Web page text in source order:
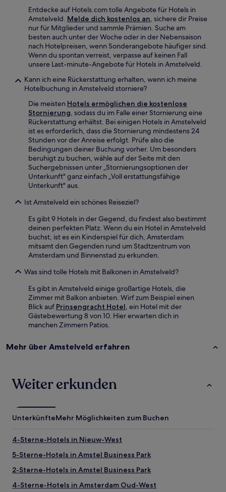
Entdecke auf Hotels.com tolle Angebote für Hotels in
Amstelveld. Melde dich kostenlos an, sichere dir Preise
nur für Mitglieder und sammle Prämien. Suche am
besten auch unter der Woche oder in der Nebensaison
nach Hotelpreisen, wenn Sonderangebote häufiger sind.
Wenn du spontan verreist, verpasse auf keinen Fall
unsere Last-minute-Angebote für Hotels in Amstelveld.
Kann ich eine Rückerstattung erhalten, wenn ich meine
Hotelbuchung in Amstelveld storniere?
Die meisten Hotels ermöglichen die kostenlose
Stornierung, sodass du im Falle einer Stornierung eine
Rückerstattung erhältst. Bei einigen Hotels in Amstelveld
ist es erforderlich, dass die Stornierung mindestens 24
Stunden vor der Anreise erfolgt. Prüfe also die
Bedingungen deiner Buchung vorher. Um besonders
beruhigt zu buchen, wähle auf der Seite mit den
Suchergebnissen unter „Stornierungsoptionen der
Unterkunft" ganz einfach „Voll erstattungsfähige
Unterkunft" aus.
Ist Amstelveld ein schönes Reiseziel?
Es gibt 9 Hotels in der Gegend, du findest also bestimmt
deinen perfekten Platz. Wenn du ein Hotel in Amstelveld
buchst, ist es ein Kinderspiel für dich, Amsterdam
mitsamt den Gegenden rund um Stadtzentrum von
Amsterdam und Binnenstad zu erkunden.
Was sind tolle Hotels mit Balkonen in Amstelveld?
Es gibt in Amstelveld einige großartige Hotels, die
Zimmer mit Balkon anbieten. Wirf zum Beispiel einen
Blick auf Prinsengracht Hotel, ein Hotel mit der
Gästebewertung 8 von 10. Hier erwarten dich in
manchen Zimmern Patios.
Mehr über Amstelveld erfahren
Weiter erkunden
UnterkünfteMehr Möglichkeiten zum Buchen
4-Sterne-Hotels in Nieuw-West
5-Sterne-Hotels in Amstel Business Park
2-Sterne-Hotels in Amstel Business Park
4-Sterne-Hotels in Amsterdam Oud-West